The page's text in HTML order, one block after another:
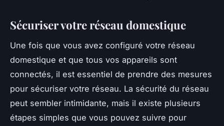
Sécuriser votre réseau domestique
Une fois que vous avez configuré votre réseau
domestique et que tous vos appareils sont
connectés, il est essentiel de prendre des mesures
pour sécuriser votre réseau. La sécurité du réseau
peut sembler intimidante, mais il existe plusieurs
étapes simples que vous pouvez suivre pour